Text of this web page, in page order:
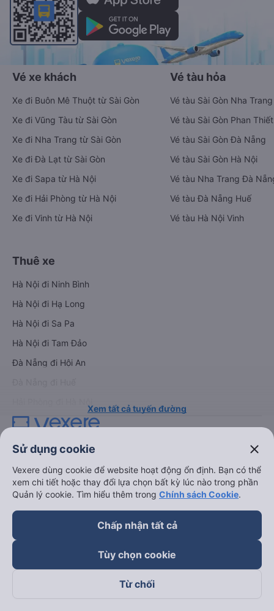
Vé xe khách
Xe đi Buôn Mê Thuột từ Sài Gòn
Xe đi Vũng Tàu từ Sài Gòn
Xe đi Nha Trang từ Sài Gòn
Xe đi Đà Lạt từ Sài Gòn
Xe đi Sapa từ Hà Nội
Xe đi Hải Phòng từ Hà Nội
Xe đi Vinh từ Hà Nội
Vé tàu hỏa
Vé tàu Sài Gòn Nha Trang
Vé tàu Sài Gòn Phan Thiết
Vé tàu Sài Gòn Đà Nẵng
Vé tàu Sài Gòn Hà Nội
Vé tàu Nha Trang Đà
Vé tàu Đà Nẵng Huế
Vé tàu Hà Nội Vinh
Thuê xe
Hà Nội đi Ninh Bình
Hà Nội đi Hạ Long
Hà Nội đi Sa Pa
Hà Nội đi Tam Đảo
Đà Nẵng đi Hội An
Xem tất cả tuyến đường
keyboard_arrow_down
Về chúng tôi
keyboard_arrow_down
Hỗ trợ
Sử dụng cookie close
Vexere dùng cookie để website hoạt động ổn định. Bạn có thể
xem chi tiết hoặc thay đổi lựa chọn bất kỳ lúc nào trong phần
Quản lý cookie. Tìm hiểu thêm trong Chính sách Cookie.
Chấp nhận tất cả
Tùy chọn cookie
Từ chối